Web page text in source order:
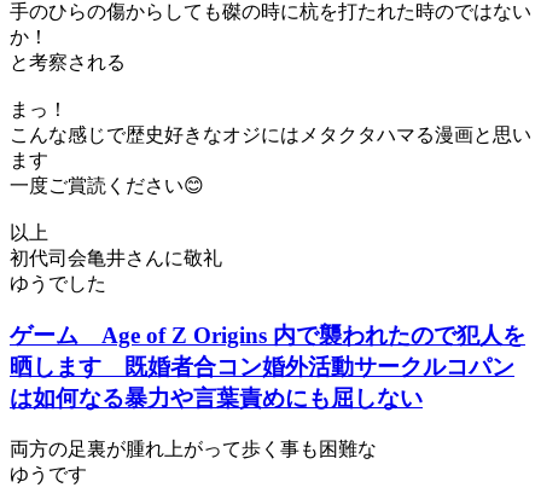
手のひらの傷からしても磔の時に杭を打たれた時のではない
か！
と考察される
まっ！
こんな感じで歴史好きなオジにはメタクタハマる漫画と思い
ます
一度ご賞読ください😊
以上
初代司会亀井さんに敬礼
ゆうでした
ゲーム Age of Z Origins 内で襲われたので犯人を
晒します 既婚者合コン婚外活動サークルコパン
は如何なる暴力や言葉責めにも屈しない
両方の足裏が腫れ上がって歩く事も困難な
ゆうです